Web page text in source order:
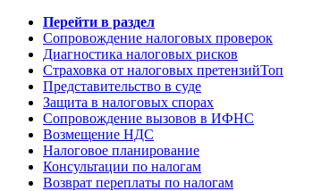
Перейти в раздел
Сопровождение налоговых проверок
Диагностика налоговых рисков
Страховка от налоговых претензийТоп
Представительство в суде
Защита в налоговых спорах
Сопровождение вызовов в ИФНС
Возмещение НДС
Налоговое планирование
Консультации по налогам
Возврат переплаты по налогам